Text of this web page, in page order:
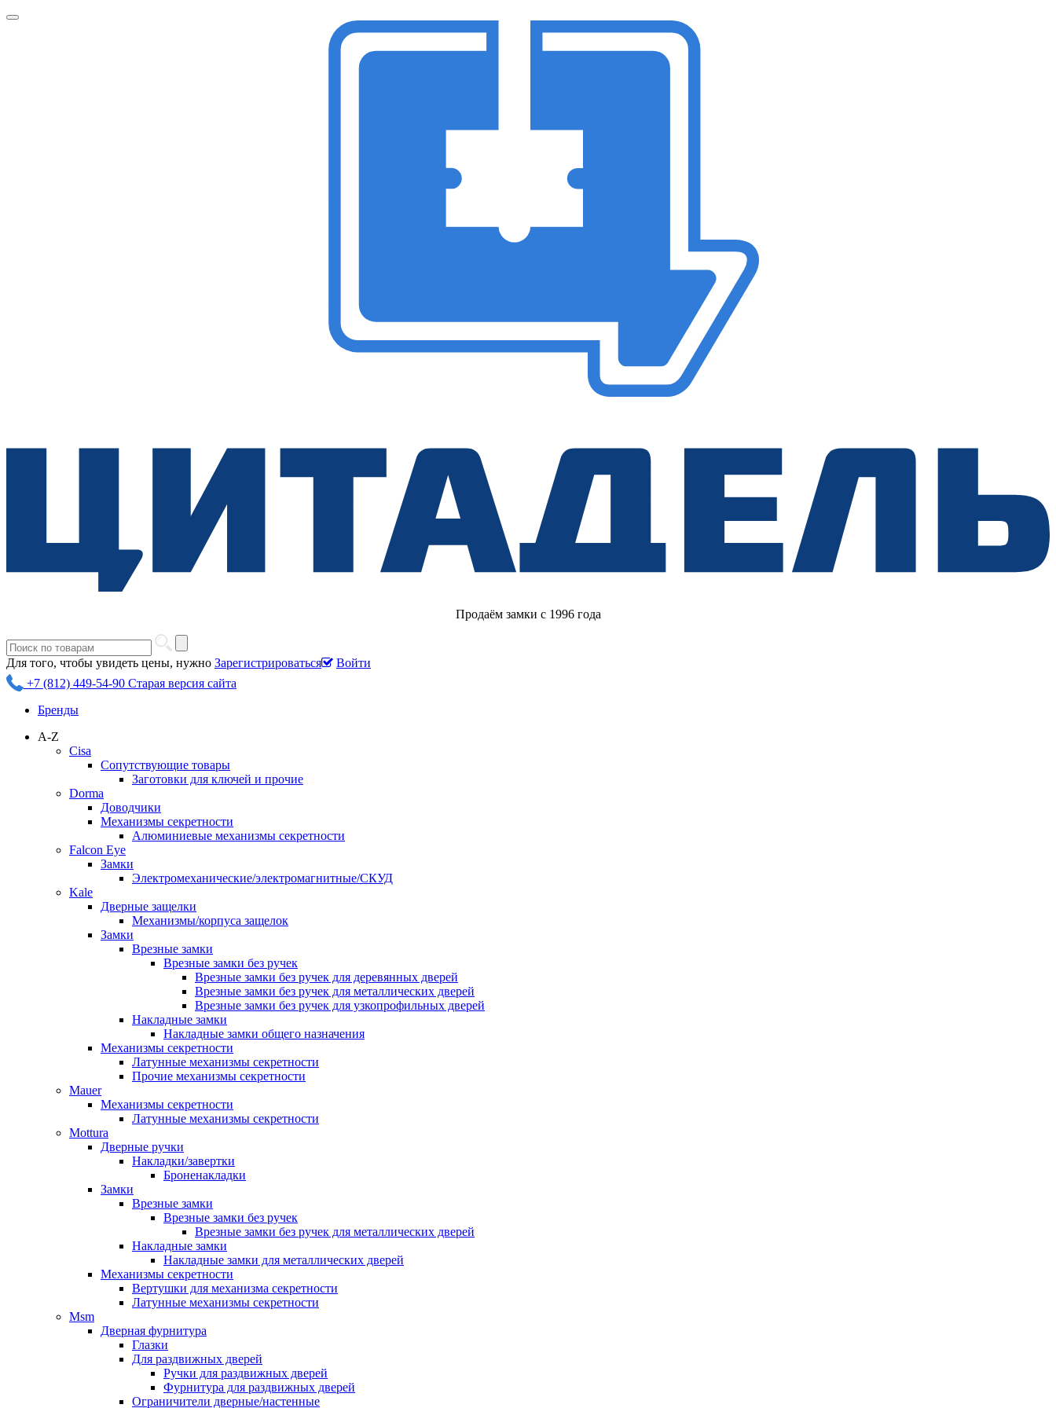
Продаём замки с 1996 года
Для того, чтобы увидеть цены, нужно Зарегистрироваться
Войти
+7 (812) 449-54-90 Старая версия сайта
Бренды
A-Z
Cisa
Сопутствующие товары
Заготовки для ключей и прочие
Dorma
Доводчики
Механизмы секретности
Алюминиевые механизмы секретности
Falcon Eye
Замки
Электромеханические/электромагнитные/СКУД
Kale
Дверные защелки
Механизмы/корпуса защелок
Замки
Врезные замки
Врезные замки без ручек
Врезные замки без ручек для деревянных дверей
Врезные замки без ручек для металлических дверей
Врезные замки без ручек для узкопрофильных дверей
Накладные замки
Накладные замки общего назначения
Механизмы секретности
Латунные механизмы секретности
Прочие механизмы секретности
Mauer
Механизмы секретности
Латунные механизмы секретности
Mottura
Дверные ручки
Накладки/завертки
Броненакладки
Замки
Врезные замки
Врезные замки без ручек
Врезные замки без ручек для металлических дверей
Накладные замки
Накладные замки для металлических дверей
Механизмы секретности
Вертушки для механизма секретности
Латунные механизмы секретности
Msm
Дверная фурнитура
Глазки
Для раздвижных дверей
Ручки для раздвижных дверей
Фурнитура для раздвижных дверей
Ограничители дверные/настенные